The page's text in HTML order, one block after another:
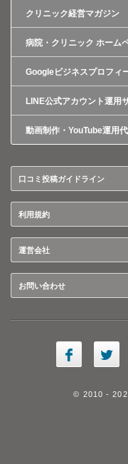
クリニック経営マガジン
病院・クリニック ホーム
Googleビジネスプロフィ
LINE公式アカウント運用
動画制作・YouTube運用
口コミ投稿ガイドライン
利用規約
運営会社
お問い合わせ
© 2010 -